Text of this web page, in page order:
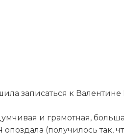
Кроме того, с
поставить 10
провела опрос, осмотр
Особо хотелось
в отличие от
записаться к Валентине
и грамотная,
(получилось так,